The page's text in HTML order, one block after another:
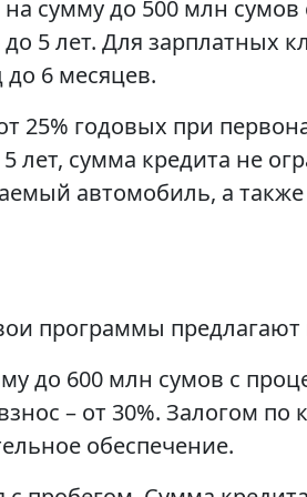
сумму до 500 млн сумов
5 лет. Для зарплатных
6 месяцев.
25% годовых при
лет, сумма кредита не
автомобиль, а
программы предлагают
до 600 млн сумов с
– от 30%. Залогом по
обеспечение.